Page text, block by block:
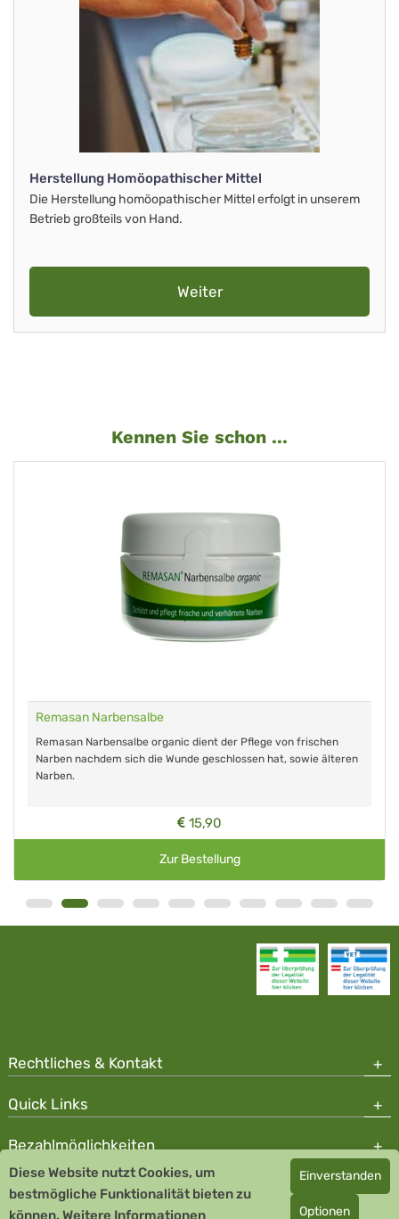
Herstellung Homöopathischer Mittel
Die Herstellung homöopathischer Mittel erfolgt in unserem
Betrieb großteils von Hand.
Weiter
Kennen Sie schon ...
Remasan Narbensalbe
Remasan Narbensalbe organic dient der Pflege von frischen
Narben nachdem sich die Wunde geschlossen hat, sowie älteren
Narben.
15,90
Zur Bestellung
Rechtliches & Kontakt
Quick Links
Bezahlmöglichkeiten
Copyright © 2026 Team Santé Salvator Apotheke - GDP zertifiziert
Remedia Homöopathie GmbH GMP zertifizierter Arzneihersteller
Diese Website nutzt Cookies, um
bestmögliche Funktionalität bieten zu
können. Weitere Informationen
Einverstanden
Optionen